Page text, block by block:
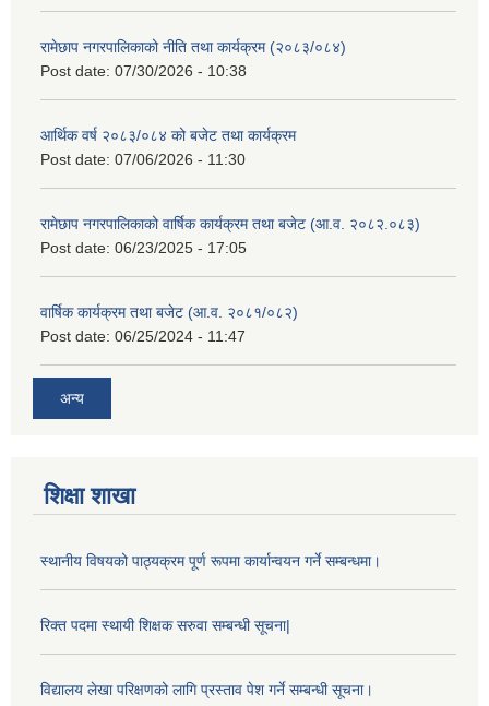
रामेछाप नगरपालिकाको नीति तथा कार्यक्रम (२०८३/०८४)
Post date: 07/30/2026 - 10:38
आर्थिक वर्ष २०८३/०८४ को बजेट तथा कार्यक्रम
Post date: 07/06/2026 - 11:30
रामेछाप नगरपालिकाको वार्षिक कार्यक्रम तथा बजेट (आ.व. २०८२.०८३)
Post date: 06/23/2025 - 17:05
वार्षिक कार्यक्रम तथा बजेट (आ.व. २०८१/०८२)
Post date: 06/25/2024 - 11:47
अन्य
शिक्षा शाखा
स्थानीय विषयको पाठ्यक्रम पूर्ण रूपमा कार्यान्वयन गर्ने सम्बन्धमा।
रिक्त पदमा स्थायी शिक्षक सरुवा सम्बन्धी सूचना|
विद्यालय लेखा परिक्षणको लागि प्रस्ताव पेश गर्ने सम्बन्धी सूचना।